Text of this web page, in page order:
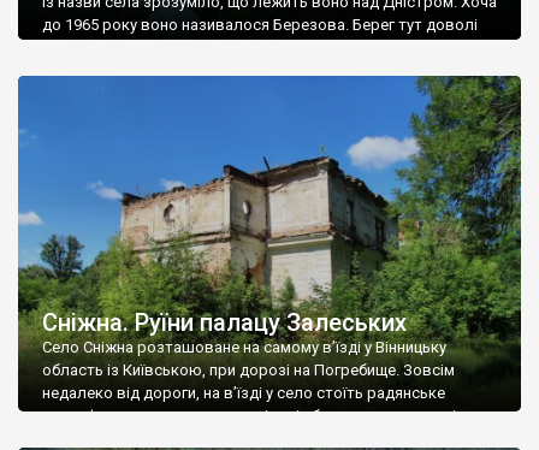
до 1965 року воно називалося Березова. Берег тут доволі
Наддністрянське відрізняється від більшості навколишніх
сіл. У селі є мурована Михайлівська церква. Точної дати […]
Сніжна. Руїни палацу Залеських
Село Сніжна розташоване на самому в’їзді у Вінницьку
область із Київською, при дорозі на Погребище. Зовсім
недалеко від дороги, на в’їзді у село стоїть радянське
рельєфне пано, яке показує жінку і яблуню, а трохи далі, десь